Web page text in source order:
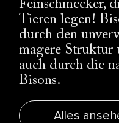
Feinschmecker,
Tieren legen!
durch den
magere Struktur
auch durch die
Bisons.
Alles